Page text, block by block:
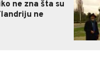
ne zna šta su
ne